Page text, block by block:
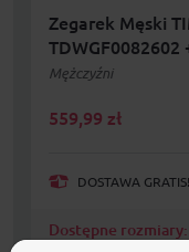
Zegarek Męski
TDWGF0082602
Mężczyźni
559,99 zł
DOSTAWA GRATIS!
Dostępne rozmiary: